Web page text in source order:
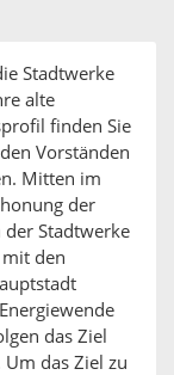
Stadtwerke
alte
finden Sie
Vorständen
Mitten im
der
Stadtwerke
den
das Ziel
das Ziel zu